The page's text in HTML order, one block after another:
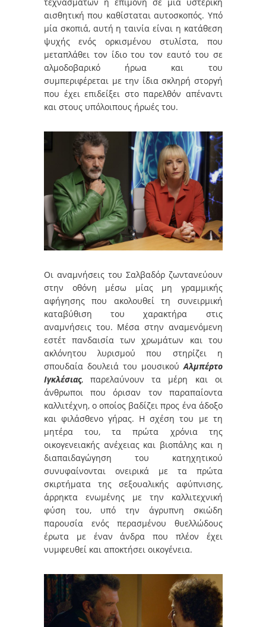
αισθητική που καθίσταται αυτοσκοπός. Υπό
μία σκοπιά, αυτή η ταινία είναι η κατάθεση
ψυχής ενός ορκισμένου στυλίστα, που
μεταπλάθει τον ίδιο του τον εαυτό του σε
αλμοδοβαρικό ήρωα και του
συμπεριφέρεται με την ίδια σκληρή στοργή
που έχει επιδείξει στο παρελθόν απέναντι
και στους υπόλοιπους ήρωές του.
Οι αναμνήσεις του Σαλβαδόρ ζωντανεύουν
στην οθόνη μέσω μίας μη γραμμικής
αφήγησης που ακολουθεί τη συνειρμική
καταβύθιση του χαρακτήρα στις
αναμνήσεις του. Μέσα στην αναμενόμενη
εστέτ πανδαισία των χρωμάτων και του
ακλόνητου λυρισμού που στηρίζει η
σπουδαία δουλειά του μουσικούΑλμπέρτο
Ιγκλέσιας, παρελαύνουν τα μέρη και οι
άνθρωποι που όρισαν τον παραπαίοντα
καλλιτέχνη, ο οποίος βαδίζει προς ένα άδοξο
και φιλάσθενο γήρας. Η σχέση του με τη
μητέρα του, τα πρώτα χρόνια της
οικογενειακής ανέχειας και βιοπάλης και η
διαπαιδαγώγηση του κατηχητικού
συνυφαίνονται ονειρικά με τα πρώτα
σκιρτήματα της σεξουαλικής αφύπνισης,
άρρηκτα ενωμένης με την καλλιτεχνική
φύση του, υπό την άγρυπνη σκιώδη
παρουσία ενός περασμένου θυελλώδους
έρωτα με έναν άνδρα που πλέον έχει
νυμφευθεί και αποκτήσει οικογένεια.